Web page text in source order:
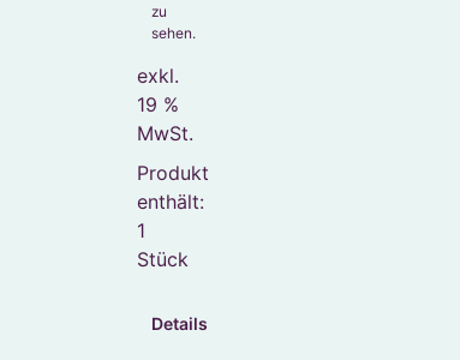
zu
sehen.
exkl.
19 %
MwSt.
Produkt
enthält:
1
Stück
Details